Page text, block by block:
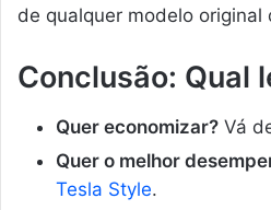
de qualquer modelo
Conclusão: Qual
Quer economizar? Vá
Quer o melhor
Tesla Style.